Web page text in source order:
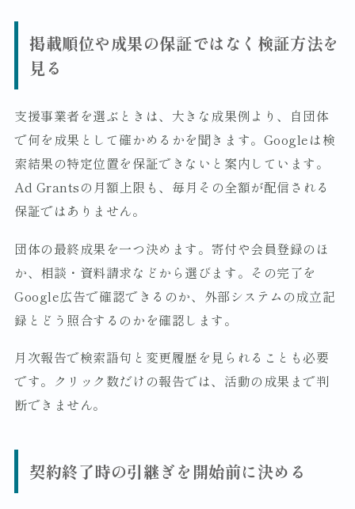
掲載順位や成果の保証ではなく検証方法を
見る
支援事業者を選ぶときは、大きな成果例より、自団体
で何を成果として確かめるかを聞きます。Googleは検
索結果の特定位置を保証できないと案内しています。
Ad Grantsの月額上限も、毎月その全額が配信される
保証ではありません。
団体の最終成果を一つ決めます。寄付や会員登録のほ
か、相談・資料請求などから選びます。その完了を
Google広告で確認できるのか、外部システムの成立記
録とどう照合するのかを確認します。
月次報告で検索語句と変更履歴を見られることも必要
です。クリック数だけの報告では、活動の成果まで判
断できません。
契約終了時の引継ぎを開始前に決める